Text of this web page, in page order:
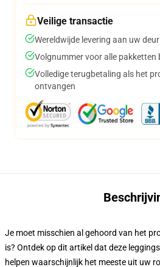
Veilige transactie
Wereldwijde levering aan uw deur
Volgnummer voor alle pakketten
Volledige terugbetaling als het
ontvangen
Je moet misschien al gehoord van het
is? Ontdek op dit artikel dat deze
helpen waarschijnlijk het meeste uit uw